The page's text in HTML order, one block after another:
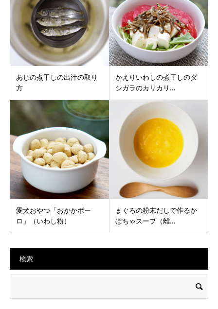
あじの煮干しの出汁の取り
方
かえりいわしの煮干しのダ
シガラのカリカリ...
愛犬おやつ「おかかボー
ロ」（いわし粉）
まぐろの粉末だしで作るか
ぼちゃスープ（離...
検索